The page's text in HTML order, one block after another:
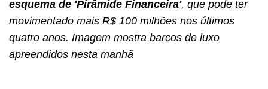
esquema de 'Pirâmide Financeira', que pode ter
movimentado mais R$ 100 milhões nos últimos
quatro anos. Imagem mostra barcos de luxo
apreendidos nesta manhã